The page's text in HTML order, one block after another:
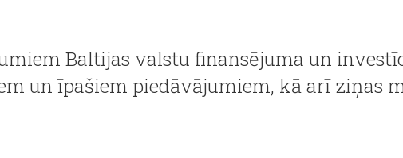
Baltijas valstu finansējuma un
un īpašiem piedāvājumiem, kā arī ziņas